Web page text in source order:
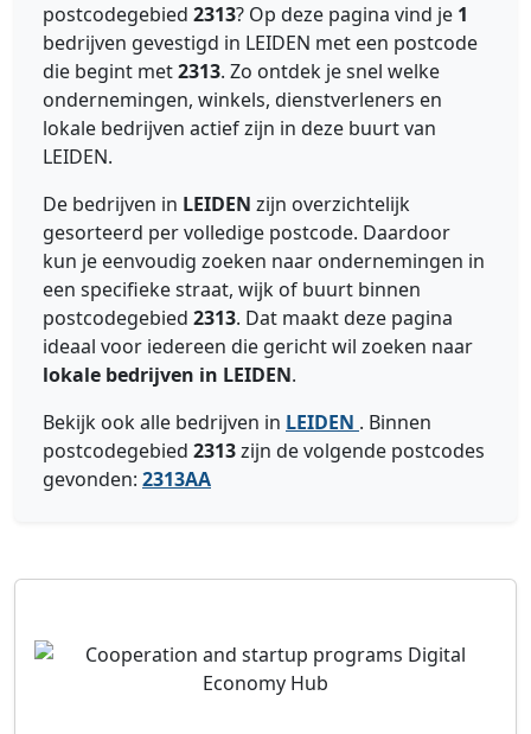
postcodegebied 2313? Op deze pagina vind je 1
bedrijven gevestigd in LEIDEN met een postcode
die begint met2313. Zo ontdek je snel welke
ondernemingen, winkels, dienstverleners en
lokale bedrijven actief zijn in deze buurt van
LEIDEN.
De bedrijven in LEIDEN zijn overzichtelijk
gesorteerd per volledige postcode. Daardoor
kun je eenvoudig zoeken naar ondernemingen in
een specifieke straat, wijk of buurt binnen
postcodegebied 2313. Dat maakt deze pagina
ideaal voor iedereen die gericht wil zoeken naar
lokale bedrijven in LEIDEN.
Bekijk ook alle bedrijven in LEIDEN . Binnen
postcodegebied 2313zijn de volgende postcodes
gevonden: 2313AA